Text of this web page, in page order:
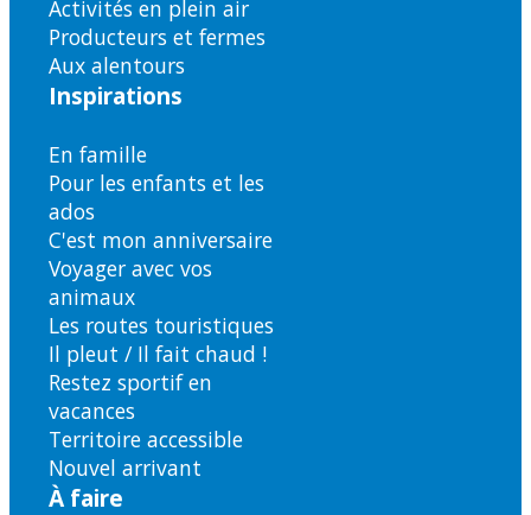
Activités en plein air
Producteurs et fermes
Aux alentours
Inspirations
En famille
Pour les enfants et les
ados
C'est mon anniversaire
Voyager avec vos
animaux
Les routes touristiques
Il pleut / Il fait chaud !
Restez sportif en
vacances
Territoire accessible
Nouvel arrivant
À faire